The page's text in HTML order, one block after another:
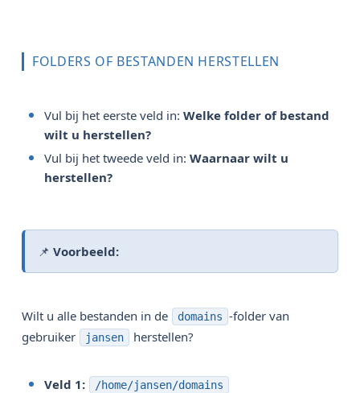
FOLDERS OF BESTANDEN HERSTELLEN
Vul bij het eerste veld in: Welke folder of bestand
wilt u herstellen?
Vul bij het tweede veld in: Waarnaar wilt u
herstellen?
📌 Voorbeeld:
Wilt u alle bestanden in de domains -folder van
gebruiker
jansen herstellen?
Veld 1: /home/jansen/domains